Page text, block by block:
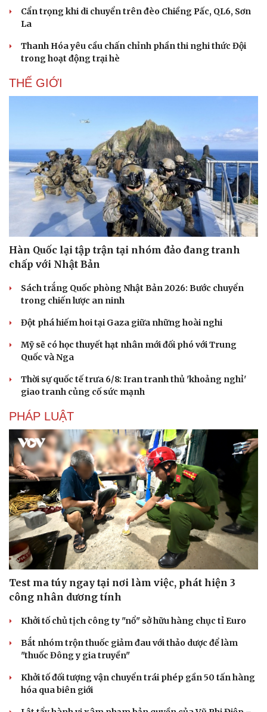
Cẩn trọng khi di chuyển trên đèo Chiềng Pấc, QL6, Sơn
La
Thanh Hóa yêu cầu chấn chỉnh phần thi nghi thức Đội
trong hoạt động trại hè
THẾ GIỚI
Hàn Quốc lại tập trận tại nhóm đảo đang tranh
chấp với Nhật Bản
Sách trắng Quốc phòng Nhật Bản 2026: Bước chuyển
trong chiến lược an ninh
Đột phá hiếm hoi tại Gaza giữa những hoài nghi
Mỹ sẽ có học thuyết hạt nhân mới đối phó với Trung
Quốc và Nga
Thời sự quốc tế trưa 6/8: Iran tranh thủ 'khoảng nghỉ'
giao tranh củng cố sức mạnh
PHÁP LUẬT
Test ma túy ngay tại nơi làm việc, phát hiện 3
công nhân dương tính
Khởi tố chủ tịch công ty "nổ" sở hữu hàng chục tỉ Euro
Bắt nhóm trộn thuốc giảm đau với thảo dược để làm
"thuốc Đông y gia truyền"
Khởi tố đối tượng vận chuyển trái phép gần 50 tấn hàng
hóa qua biên giới